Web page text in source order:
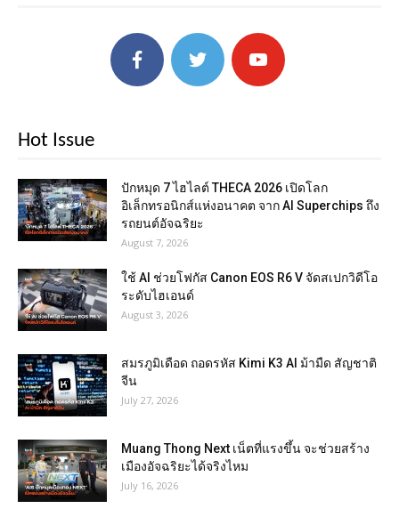
Hot Issue
ปักหมุด 7 ไฮไลต์ THECA 2026 เปิดโลก
อิเล็กทรอนิกส์แห่งอนาคต จาก AI Superchips ถึง
รถยนต์อัจฉริยะ
August 7, 2026
ใช้ AI ช่วยโฟกัส Canon EOS R6 V จัดสเปกวิดีโอ
ระดับไฮเอนด์
August 3, 2026
สมรภูมิเดือด ถอดรหัส Kimi K3 AI ม้ามืด สัญชาติ
จีน
July 27, 2026
Muang Thong Next เน็ตที่แรงขึ้น จะช่วยสร้าง
เมืองอัจฉริยะได้จริงไหม
July 16, 2026